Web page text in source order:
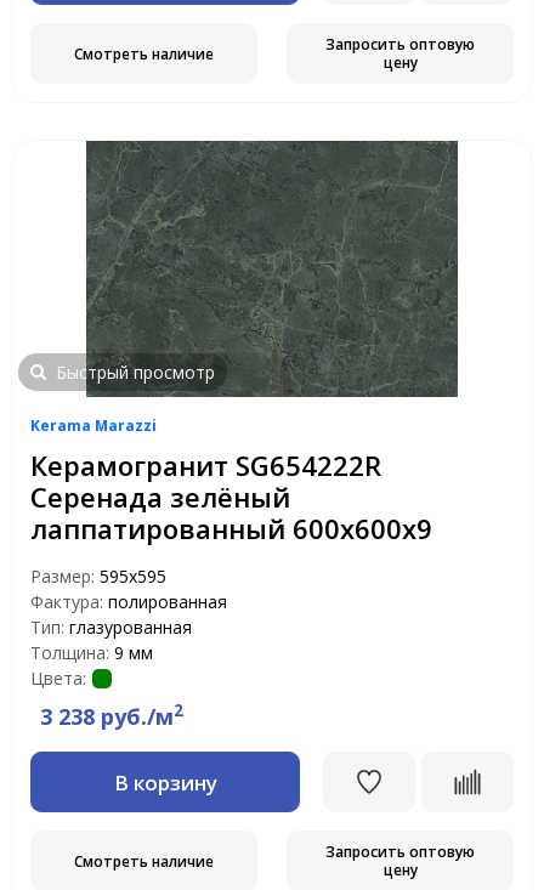
Смотреть наличие
Запросить оптовую
цену
Быстрый просмотр
Kerama Marazzi
Керамогранит SG654222R
Серенада зелёный
лаппатированный 600х600х9
Размер: 595x595
Фактура: полированная
Тип: глазурованная
Толщина: 9 мм
Цвета:
3 238 руб./м2
В корзину
Смотреть наличие
Запросить оптовую
цену